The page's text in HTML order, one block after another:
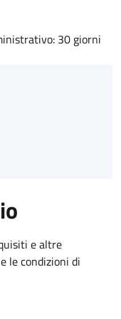
30 giorni
e altre
le condizioni di